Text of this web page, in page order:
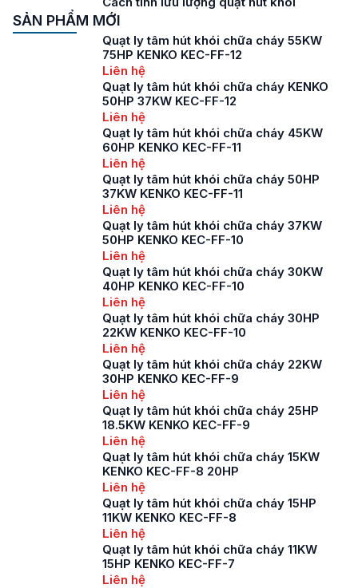
SẢN PHẨM MỚI
Quạt ly tâm hút khói chữa cháy 55KW
75HP KENKO KEC-FF-12
Liên hệ
Quạt ly tâm hút khói chữa cháy KENKO
50HP 37KW KEC-FF-12
Liên hệ
Quạt ly tâm hút khói chữa cháy 45KW
60HP KENKO KEC-FF-11
Liên hệ
Quạt ly tâm hút khói chữa cháy 50HP
37KW KENKO KEC-FF-11
Liên hệ
Quạt ly tâm hút khói chữa cháy 37KW
50HP KENKO KEC-FF-10
Liên hệ
Quạt ly tâm hút khói chữa cháy 30KW
40HP KENKO KEC-FF-10
Liên hệ
Quạt ly tâm hút khói chữa cháy 30HP
22KW KENKO KEC-FF-10
Liên hệ
Quạt ly tâm hút khói chữa cháy 22KW
30HP KENKO KEC-FF-9
Liên hệ
Quạt ly tâm hút khói chữa cháy 25HP
18.5KW KENKO KEC-FF-9
Liên hệ
Quạt ly tâm hút khói chữa cháy 15KW
KENKO KEC-FF-8 20HP
Liên hệ
Quạt ly tâm hút khói chữa cháy 15HP
11KW KENKO KEC-FF-8
Liên hệ
Quạt ly tâm hút khói chữa cháy 11KW
15HP KENKO KEC-FF-7
Liên hệ